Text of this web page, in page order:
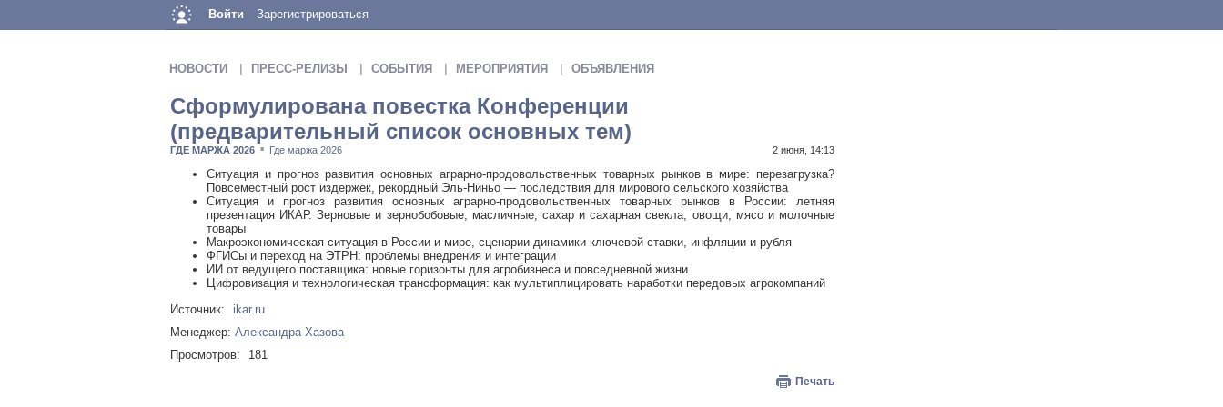
Войти Зарегистрироваться
НОВОСТИ ПРЕСС-РЕЛИЗЫ СОБЫТИЯ МЕРОПРИЯТИЯ ОБЪЯВЛЕНИЯ
Сформулирована повестка Конференции
(предварительный список основных тем)
ГДЕ МАРЖА 2026 ■ Где маржа 2026 2 июня, 14:13
Ситуация и прогноз развития основных аграрно-продовольственных товарных рынков в мире: перезагрузка?
Повсеместный рост издержек, рекордный Эль-Ниньо — последствия для мирового сельского хозяйства
Ситуация и прогноз развития основных аграрно-продовольственных товарных рынков в России: летняя
презентация ИКАР. Зерновые и зернобобовые, масличные, сахар и сахарная свекла, овощи, мясо и молочные
товары
Макроэкономическая ситуация в России и мире, сценарии динамики ключевой ставки, инфляции и рубля
ФГИСы и переход на ЭТРН: проблемы внедрения и интеграции
ИИ от ведущего поставщика: новые горизонты для агробизнеса и повседневной жизни
Цифровизация и технологическая трансформация: как мультиплицировать наработки передовых агрокомпаний
Источник:
ikar.ru
Менеджер: Александра Хазова
Просмотров:
181
Печать